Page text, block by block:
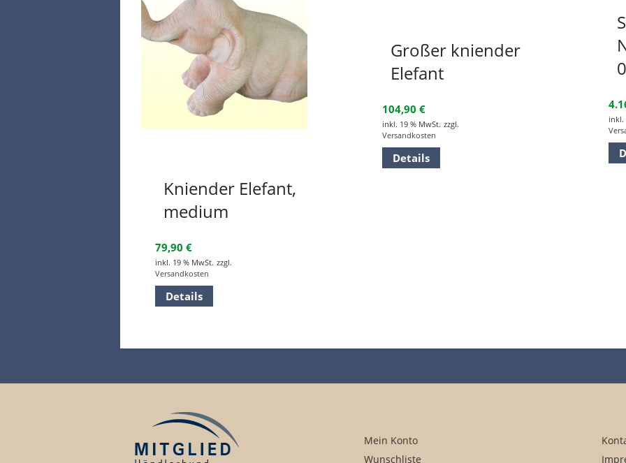
Kniender Elefant,
medium
79,90 €
inkl. 19 % MwSt. zzgl.
Versandkosten
Details
Großer kniender
Elefant
104,90 €
inkl. 19 % MwSt. zzgl.
Versandkosten
Details
inkl.
Mein Konto
Wunschliste